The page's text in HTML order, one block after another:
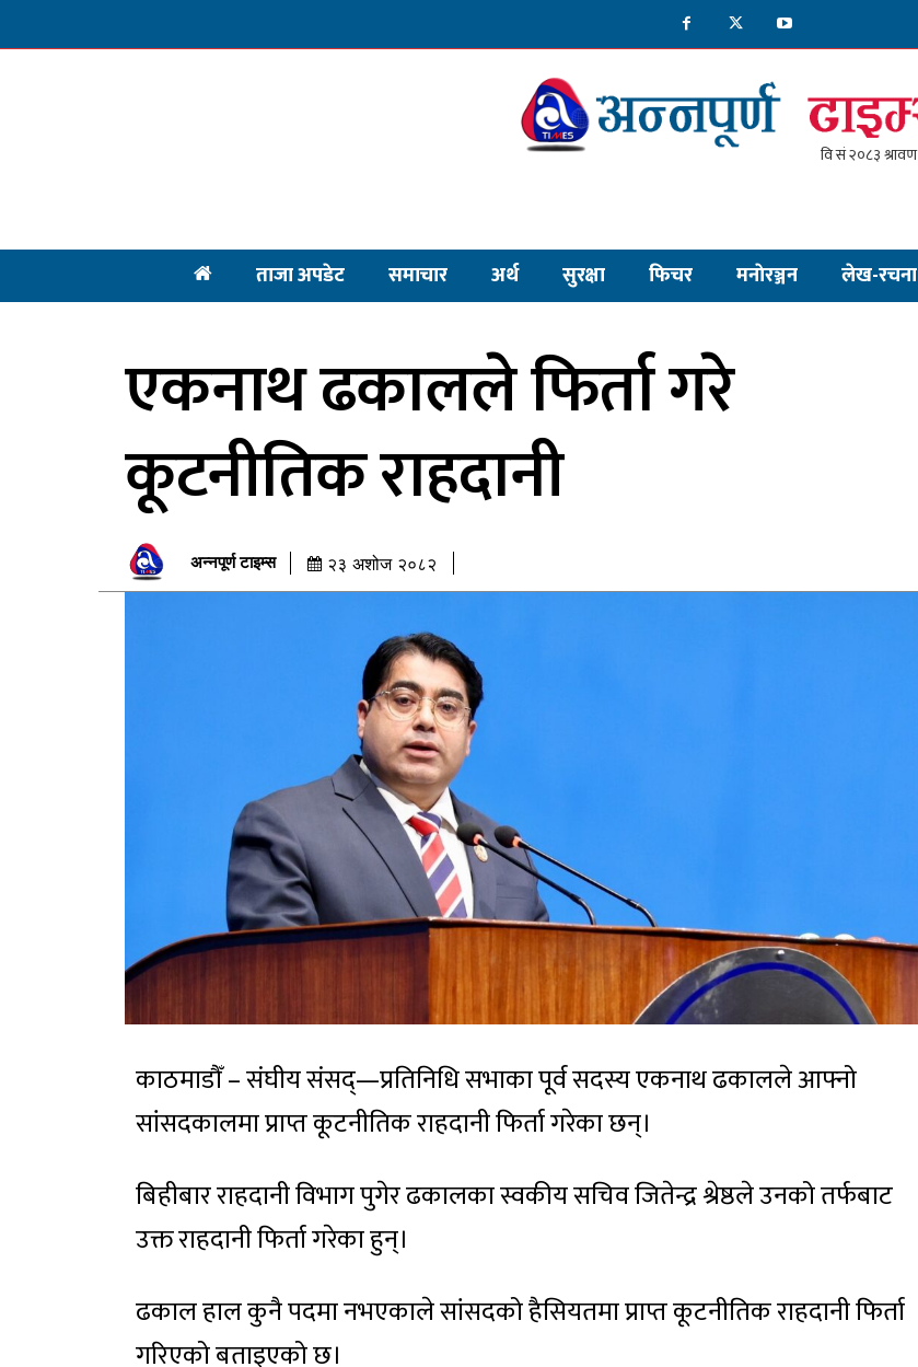
ताजा अपडेट समाचार अर्थ सुरक्षा फिचर मनाेरञ्जन लेख-रचना
एकनाथ ढकालले फिर्ता गरे
कूटनीतिक राहदानी
अन्नपूर्ण टाइम्स २३ अशोज २०८२
काठमाडौँ – संघीय संसद्—प्रतिनिधि सभाका पूर्व सदस्य एकनाथ ढकालले आफ्नो
सांसदकालमा प्राप्त कूटनीतिक राहदानी फिर्ता गरेका छन्।
बिहीबार राहदानी विभाग पुगेर ढकालका स्वकीय सचिव जितेन्द्र श्रेष्ठले उनको तर्फबाट
उक्त राहदानी फिर्ता गरेका हुन्।
ढकाल हाल कुनै पदमा नभएकाले सांसदको हैसियतमा प्राप्त कूटनीतिक राहदानी फिर्ता
गरिएको बताइएको छ।